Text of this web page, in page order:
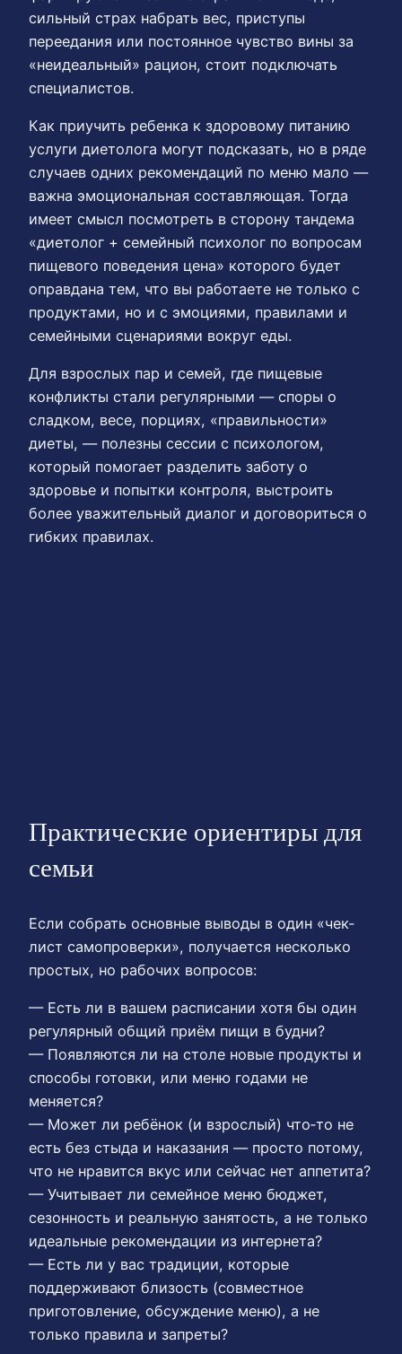
сильный страх набрать вес, приступы
переедания или постоянное чувство вины за
«неидеальный» рацион, стоит подключать
специалистов.
Как приучить ребенка к здоровому питанию
услуги диетолога могут подсказать, но в ряде
случаев одних рекомендаций по меню мало —
важна эмоциональная составляющая. Тогда
имеет смысл посмотреть в сторону тандема
«диетолог + семейный психолог по вопросам
пищевого поведения цена» которого будет
оправдана тем, что вы работаете не только с
продуктами, но и с эмоциями, правилами и
семейными сценариями вокруг еды.
Для взрослых пар и семей, где пищевые
конфликты стали регулярными — споры о
сладком, весе, порциях, «правильности»
диеты, — полезны сессии с психологом,
который помогает разделить заботу о
здоровье и попытки контроля, выстроить
более уважительный диалог и договориться о
гибких правилах.
Практические ориентиры для
семьи
Если собрать основные выводы в один «чек-
лист самопроверки», получается несколько
простых, но рабочих вопросов:
— Есть ли в вашем расписании хотя бы один
регулярный общий приём пищи в будни?
— Появляются ли на столе новые продукты и
способы готовки, или меню годами не
меняется?
— Может ли ребёнок (и взрослый) что‑то не
есть без стыда и наказания — просто потому,
что не нравится вкус или сейчас нет аппетита?
— Учитывает ли семейное меню бюджет,
сезонность и реальную занятость, а не только
идеальные рекомендации из интернета?
— Есть ли у вас традиции, которые
поддерживают близость (совместное
приготовление, обсуждение меню), а не
только правила и запреты?